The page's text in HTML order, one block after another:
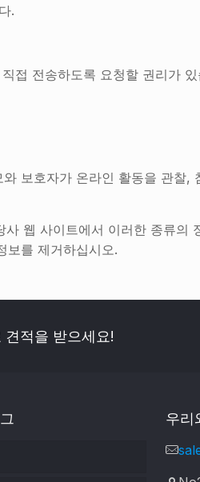
.
접 전송하도록 요청할 권리가 있
보호자가 온라인 활동을 관찰,
웹 사이트에서 이러한 종류의
보를 제거하십시오.
견적을 받으세요!
우리